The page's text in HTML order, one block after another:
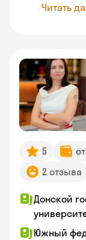
Читать
5
2 отзыва
Донской
Южный